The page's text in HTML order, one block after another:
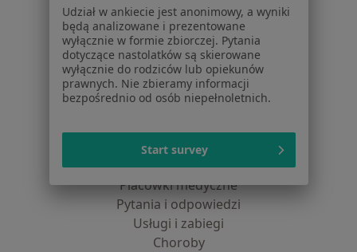
Dostępność
O nas
Praca Rekrutujemy!
Partnerzy
Centrum prasowe
Kontakt
Dla pacjentów
Lekarze
Placówki medyczne
Pytania i odpowiedzi
Usługi i zabiegi
Choroby
Udział w ankiecie jest anonimowy, a wyniki
będą analizowane i prezentowane
wyłącznie w formie zbiorczej. Pytania
dotyczące nastolatków są skierowane
wyłącznie do rodziców lub opiekunów
prawnych. Nie zbieramy informacji
bezpośrednio od osób niepełnoletnich.
Start survey